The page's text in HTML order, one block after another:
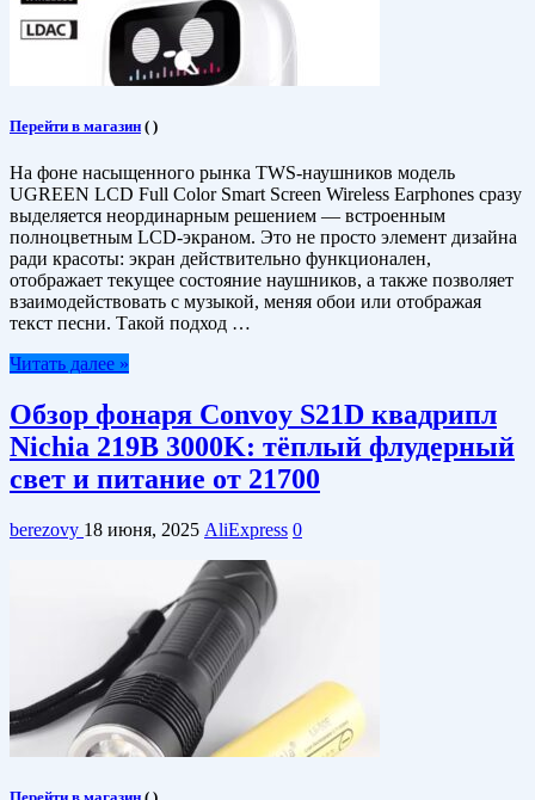
Перейти в магазин ( )
На фоне насыщенного рынка TWS-наушников модель
UGREEN LCD Full Color Smart Screen Wireless Earphones сразу
выделяется неординарным решением — встроенным
полноцветным LCD-экраном. Это не просто элемент дизайна
ради красоты: экран действительно функционален,
отображает текущее состояние наушников, а также позволяет
взаимодействовать с музыкой, меняя обои или отображая
текст песни. Такой подход …
Читать далее »
Обзор фонаря Convoy S21D квадрипл
Nichia 219B 3000K: тёплый флудерный
свет и питание от 21700
berezovy 18 июня, 2025 AliExpress 0